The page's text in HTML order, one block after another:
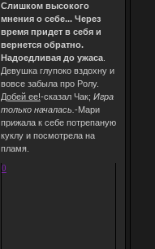
Слишком высокого
мнения о себе... Через
время придет в себя и
вернется обратно.
Надоедливая до ужаса.
Девушка глупоко вздохну и
вовсе забыла про Ролу.
Добей ее!-сказал Чак; Игра
только началась. -Мари
прижала к себе потрепаную
куклу и посмотрела на
пламя.
0